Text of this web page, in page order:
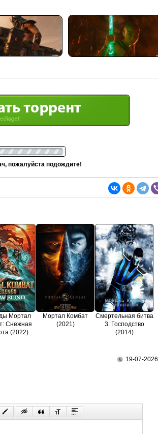
пожалуйста подождите!
Мортал
Снежная
(2022)
Мортал Комбат
(2021)
Смертельная битва
3: Господство
(2014)
19-07-2026